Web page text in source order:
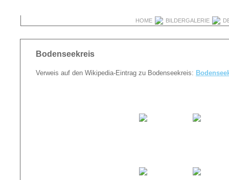
HOME BILDERGALERIE
Bodenseekreis
Verweis auf den Wikipedia-Eintrag zu Bodenseekreis: